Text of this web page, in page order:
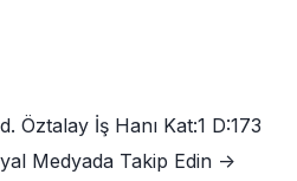
Öztalay İş Hanı Kat:1 D:173
Medyada Takip Edin ->